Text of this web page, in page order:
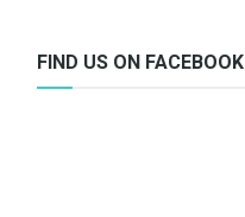
FIND US ON FACEBOOK